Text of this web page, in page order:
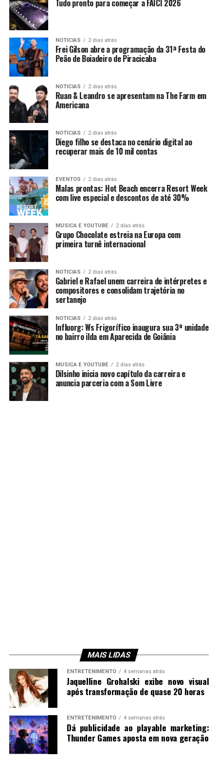
Tudo pronto para começar a FAICI 2026
NOTICIAS 2 dias atrás
Frei Gilson abre a programação da 31ª Festa do
Peão de Boiadeiro de Piracicaba
NOTICIAS 2 dias atrás
Ruan & Leandro se apresentam na The Farm em
Americana
NOTICIAS 2 dias atrás
Diego filho se destaca no cenário digital ao
recuperar mais de 10 mil contas
EVENTOS 2 dias atrás
Malas prontas: Hot Beach encerra Resort Week
com live especial e descontos de até 30%
MUSICA E YOUTUBE 2 dias atrás
Grupo Chocolate estreia na Europa com
primeira turnê internacional
NOTICIAS 2 dias atrás
Gabriel e Rafael unem carreira de intérpretes e
compositores e consolidam trajetória no
sertanejo
NOTICIAS 2 dias atrás
Influorg: Ws Frigorífico inaugura sua 3º unidade
no bairro ilda em Aparecida de Goiânia
MUSICA E YOUTUBE 2 dias atrás
Dilsinho inicia novo capítulo da carreira e
anuncia parceria com a Som Livre
MAIS LIDAS
ENTRETENIMENTO 4 semanas atrás
Jaquelline Grohalski exibe novo visual
após transformação de quase 20 horas
ENTRETENIMENTO 4 semanas atrás
Dá publicidade ao playable marketing:
Thunder Games aposta em nova geração